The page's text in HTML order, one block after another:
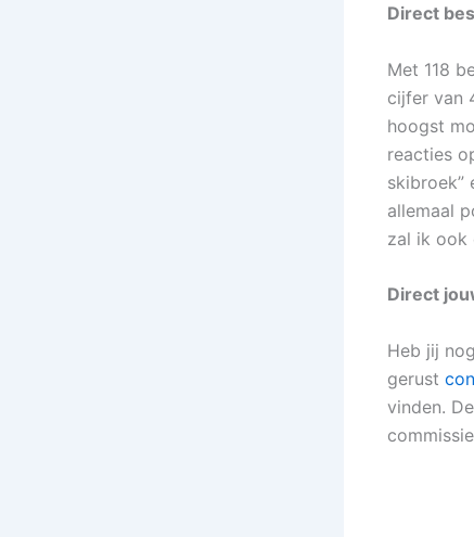
Direct
Met 118
cijfer van
hoogst
reacties
skibroek”
allemaal
zal ik ook
Direct
Heb jij
gerust
vinden.